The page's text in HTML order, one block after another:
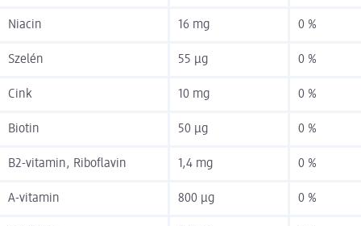
Niacin 16 mg 0 %
Szelén 55 µg 0 %
Cink 10 mg 0 %
Biotin 50 µg 0 %
B2-vitamin, Riboflavin 1,4 mg 0 %
A-vitamin 800 µg 0 %